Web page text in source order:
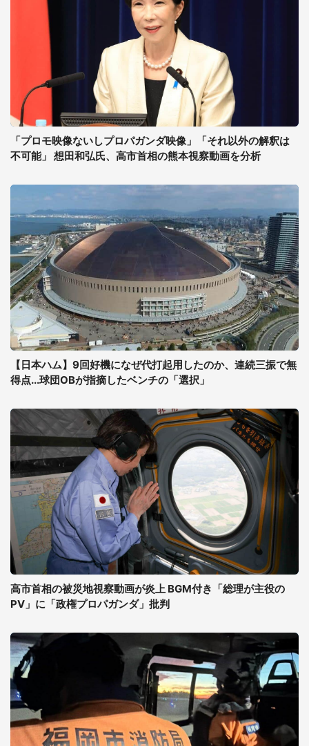
「プロモ映像ないしプロパガンダ映像」「それ以外の解釈は
不可能」 想田和弘氏、高市首相の熊本視察動画を分析
【日本ハム】9回好機になぜ代打起用したのか、連続三振で無
得点...球団OBが指摘したベンチの「選択」
高市首相の被災地視察動画が炎上 BGM付き「総理が主役の
PV」に「政権プロパガンダ」批判